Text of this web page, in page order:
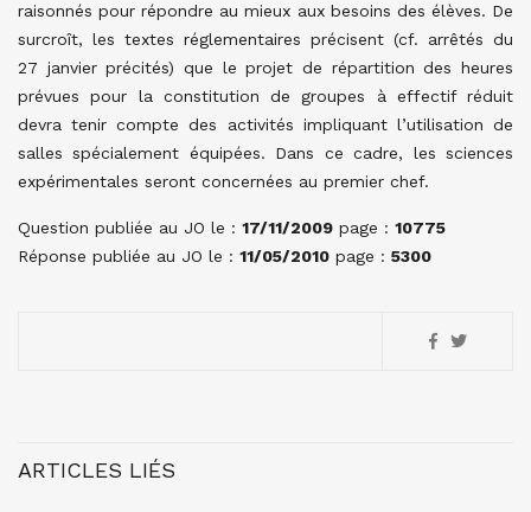
raisonnés pour répondre au mieux aux besoins des élèves. De
surcroît, les textes réglementaires précisent (cf. arrêtés du
27 janvier précités) que le projet de répartition des heures
prévues pour la constitution de groupes à effectif réduit
devra tenir compte des activités impliquant l’utilisation de
salles spécialement équipées. Dans ce cadre, les sciences
expérimentales seront concernées au premier chef.
Question publiée au JO le : 17/11/2009 page : 10775
Réponse publiée au JO le : 11/05/2010 page : 5300
ARTICLES LIÉS